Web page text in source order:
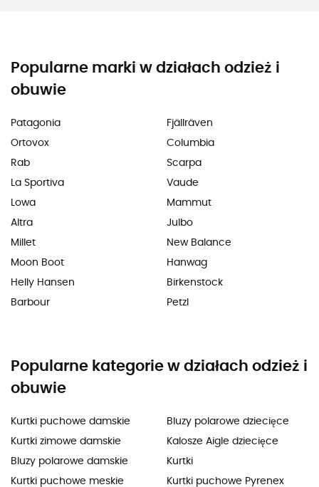
Popularne marki w działach odzież i
obuwie
Patagonia
Ortovox
Rab
La Sportiva
Lowa
Altra
Millet
Moon Boot
Helly Hansen
Barbour
Fjällräven
Columbia
Scarpa
Vaude
Mammut
Julbo
New Balance
Hanwag
Birkenstock
Petzl
Popularne kategorie w działach odzież i
obuwie
Kurtki puchowe damskie
Kurtki zimowe damskie
Bluzy polarowe damskie
Kurtki puchowe meskie
Bluzy polarowe dziecięce
Kalosze Aigle dziecięce
Kurtki
Kurtki puchowe Pyrenex